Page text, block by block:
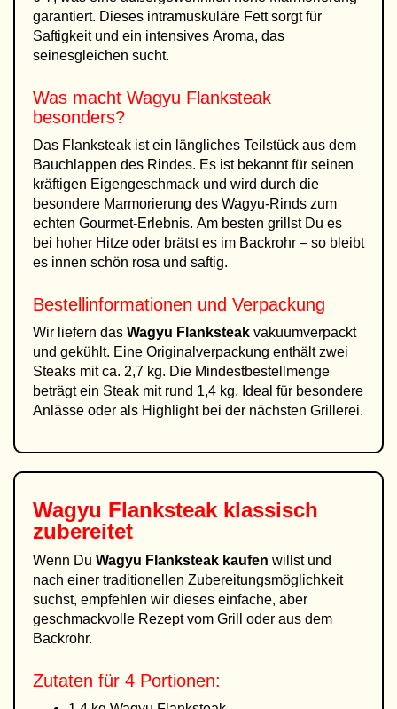
garantiert. Dieses intramuskuläre Fett sorgt für
Saftigkeit und ein intensives Aroma, das
seinesgleichen sucht.
Was macht Wagyu Flanksteak
besonders?
Das Flanksteak ist ein längliches Teilstück aus dem
Bauchlappen des Rindes. Es ist bekannt für seinen
kräftigen Eigengeschmack und wird durch die
besondere Marmorierung des Wagyu-Rinds zum
echten Gourmet-Erlebnis. Am besten grillst Du es
bei hoher Hitze oder brätst es im Backrohr – so bleibt
es innen schön rosa und saftig.
Bestellinformationen und Verpackung
Wir liefern das Wagyu Flanksteak vakuumverpackt
und gekühlt. Eine Originalverpackung enthält zwei
Steaks mit ca. 2,7 kg. Die Mindestbestellmenge
beträgt ein Steak mit rund 1,4 kg. Ideal für besondere
Anlässe oder als Highlight bei der nächsten Grillerei.
Wagyu Flanksteak klassisch
zubereitet
Wenn Du Wagyu Flanksteak kaufen willst und
nach einer traditionellen Zubereitungsmöglichkeit
suchst, empfehlen wir dieses einfache, aber
geschmackvolle Rezept vom Grill oder aus dem
Backrohr.
Zutaten für 4 Portionen: